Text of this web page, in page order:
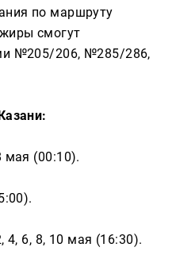
по маршруту
смогут
№205/206, №285/286,
(00:10).
6, 8, 10 мая (16:30).